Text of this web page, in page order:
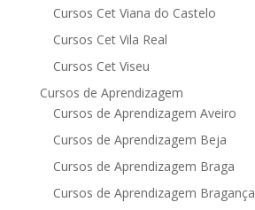
Cursos Cet Viana do Castelo
Cursos Cet Vila Real
Cursos Cet Viseu
Cursos de Aprendizagem
Cursos de Aprendizagem Aveiro
Cursos de Aprendizagem Beja
Cursos de Aprendizagem Braga
Cursos de Aprendizagem Bragança